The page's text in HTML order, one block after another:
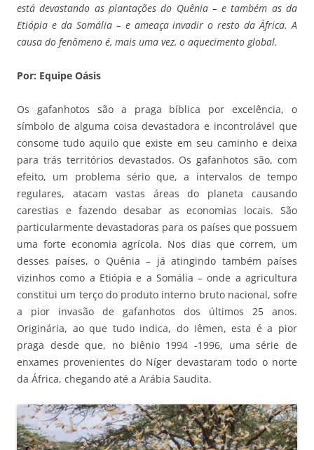
está devastando as plantações do Quênia – e também as da
Etiópia e da Somália – e ameaça invadir o resto da África. A
causa do fenômeno é, mais uma vez, o aquecimento global.
Por: Equipe Oásis
Os gafanhotos são a praga bíblica por excelência, o
símbolo de alguma coisa devastadora e incontrolável que
consome tudo aquilo que existe em seu caminho e deixa
para trás territórios devastados. Os gafanhotos são, com
efeito, um problema sério que, a intervalos de tempo
regulares, atacam vastas áreas do planeta causando
carestias e fazendo desabar as economias locais. São
particularmente devastadoras para os países que possuem
uma forte economia agrícola. Nos dias que correm, um
desses países, o Quênia – já atingindo também países
vizinhos como a Etiópia e a Somália – onde a agricultura
constitui um terço do produto interno bruto nacional, sofre
a pior invasão de gafanhotos dos últimos 25 anos.
Originária, ao que tudo indica, do Iêmen, esta é a pior
praga desde que, no biênio 1994 -1996, uma série de
enxames provenientes do Níger devastaram todo o norte
da África, chegando até a Arábia Saudita.